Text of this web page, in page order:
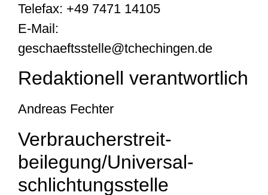
Telefax: +49 7471 14105
E-Mail:
geschaeftsstelle@tchechingen.de
Redaktionell verantwortlich
Andreas Fechter
Verbraucher­streit­
beilegung/Universal­
schlichtungs­stelle